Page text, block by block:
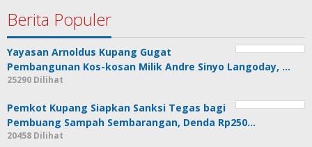
Berita Populer
Yayasan Arnoldus Kupang Gugat
Pembangunan Kos-kosan Milik Andre Sinyo Langoday, …
25290 Dilihat
Pemkot Kupang Siapkan Sanksi Tegas bagi
Pembuang Sampah Sembarangan, Denda Rp250…
20458 Dilihat